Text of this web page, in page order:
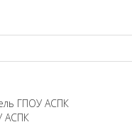
ГПОУ АСПК
АСПК